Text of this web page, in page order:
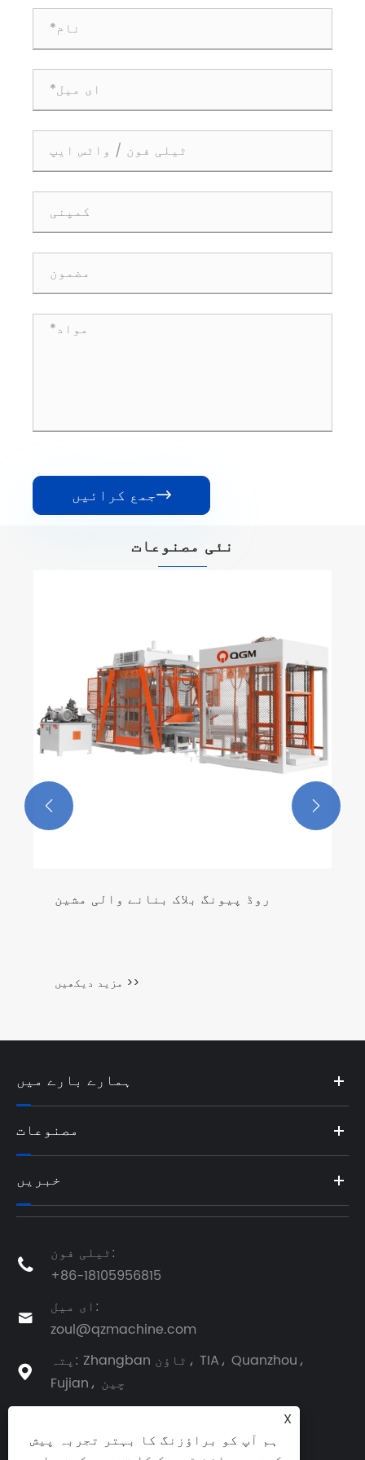
جمع کرائیں
نئی مصنوعات
مزید دیکھیں >>
 
ہمارے بارے میں
مصنوعات
خبریں

ٹیلی فون:
+86-18105956815

ای میل:
zoul@qzmachine.com

پتہ: Zhangban ٹاؤن، TIA، Quanzhou،
Fujian، چین
X
ہم آپ کو براؤزنگ کا بہتر تجربہ پیش